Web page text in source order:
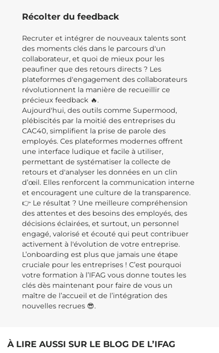
Récolter du feedback
Recruter et intégrer de nouveaux talents sont
des moments clés dans le parcours d'un
collaborateur, et quoi de mieux pour les
peaufiner que des retours directs ? Les
plateformes d'engagement des collaborateurs
révolutionnent la manière de recueillir ce
précieux feedback 🔥.
Aujourd'hui, des outils comme Supermood,
plébiscités par la moitié des entreprises du
CAC40, simplifient la prise de parole des
employés. Ces plateformes modernes offrent
une interface ludique et facile à utiliser,
permettant de systématiser la collecte de
retours et d'analyser les données en un clin
d’œil. Elles renforcent la communication interne
et encouragent une culture de la transparence.
👉 Le résultat ? Une meilleure compréhension
des attentes et des besoins des employés, des
décisions éclairées, et surtout, un personnel
engagé, valorisé et écouté qui peut contribuer
activement à l'évolution de votre entreprise.
L’onboarding est plus que jamais une étape
cruciale pour les entreprises ! C’est pourquoi
votre formation à l’IFAG vous donne toutes les
clés dès maintenant pour faire de vous un
maître de l’accueil et de l’intégration des
nouvelles recrues 😎.
À LIRE AUSSI SUR LE BLOG DE L’IFAG